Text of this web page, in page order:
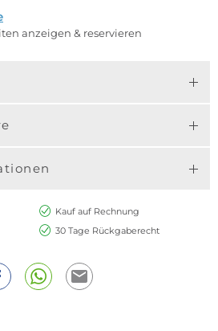
anzeigen & reservieren
Kauf auf Rechnung
30 Tage Rückgaberecht